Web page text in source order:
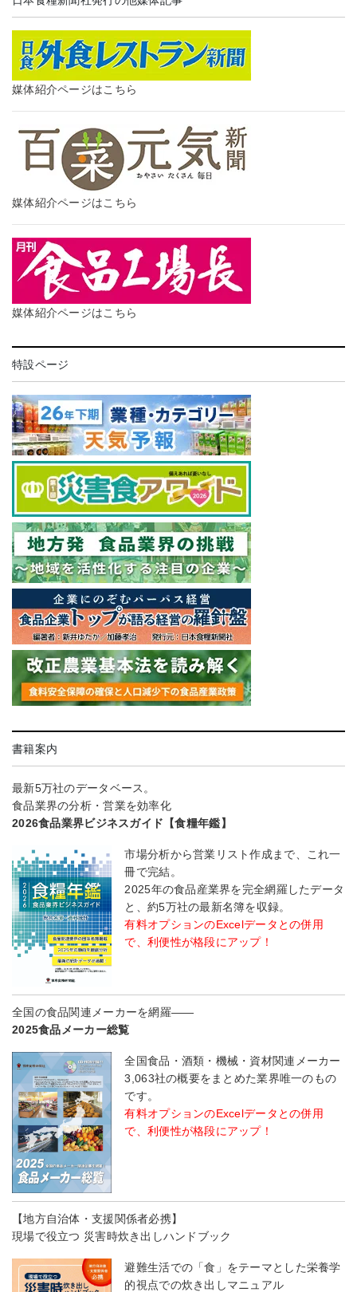
媒体紹介ページはこちら
媒体紹介ページはこちら
媒体紹介ページはこちら
特設ページ
書籍案内
最新5万社のデータベース。
食品業界の分析・営業を効率化
2026食品業界ビジネスガイド【食糧年鑑】
市場分析から営業リスト作成まで、これ一
冊で完結。
2025年の食品産業界を完全網羅したデータ
と、約5万社の最新名簿を収録。
有料オプションのExcelデータとの併用
で、利便性が格段にアップ！
全国の食品関連メーカーを網羅――
2025食品メーカー総覧
全国食品・酒類・機械・資材関連メーカー
3,063社の概要をまとめた業界唯一のもの
です。
有料オプションのExcelデータとの併用
で、利便性が格段にアップ！
【地方自治体・支援関係者必携】
現場で役立つ 災害時炊き出しハンドブック
避難生活での「食」をテーマとした栄養学
的視点での炊き出しマニュアル